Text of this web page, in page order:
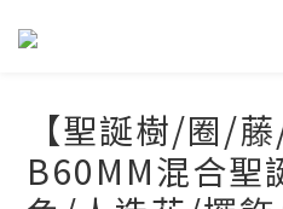
【聖誕樹/圈/藤
B60MM混合聖